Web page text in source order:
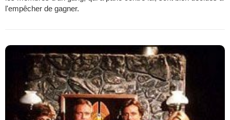
l'empêcher de gagner.